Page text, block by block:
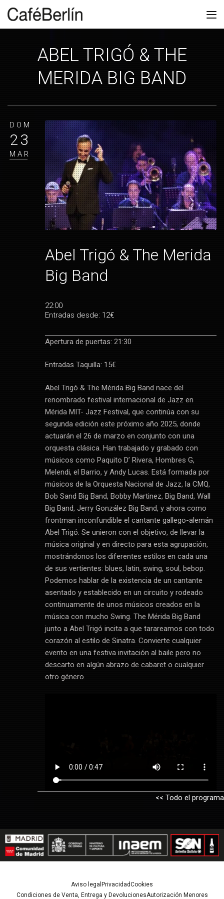
ABEL TRIGÓ & THE
MERIDA BIG BAND
DOM
23
MAR
Abel Trigó & The Merida
Big Band
22:00
Entradas desde: 12€
Apertura de puertas: 21:30
Entradas Taquilla: 15€
Abel Trigó & The Mérida Big Band nace del
renombrado festival internacional de Jazz en
Mérida MIT- Jazz Festival, que continúa con su
segunda edición este próximo año 2025, donde
actuarán el 26 de marzo en conjunto con una
orquesta clásica. Han trabajado y grabado con
músicos como Paquito D’ Rivera, Hombres G,
Melendi, el Barrio, y Andy Lucas. Está formada por
músicos de la Orquesta Nacional de Jazz, la CMQ,
Bob Sand Big Band, Bobby Martinez, Big Band, Wall
Big Band, Jerry González Big Band, y ahora como
frontman inconfundible el cantante gallego-alemán
Abel Trigó. Se unieron con el objetivo, de llevar la
música original y en directo para esta agrupación,
mostrándonos los diferentes estilos en cada una
de sus vertientes: blues, latin, swing, soul, bebop.
Podemos hablar de la existencia de un cantante
asentado y establecido en un circuito y rodeado
continuamente de unos músicos creados en la
música con mucho Swing. The Mérida Big Band
junto a Abel Trigó incita a que tarareamos con todo
corazón al estilo de Sinatra. Convierte cualquier
evento en una festiva invitación al baile pero no
descarto en algún abrazo de cabaret o cualquier
otro género.
<< Todo el programa
Aviso legal PrivacidadCookies
Condiciones de Venta, Entrega y DevolucionesAutorización Menores